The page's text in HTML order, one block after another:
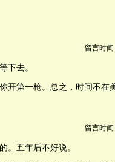
留言时间
下去。
开第一枪。总之，时间不在
留言时间
。五年后不好说。